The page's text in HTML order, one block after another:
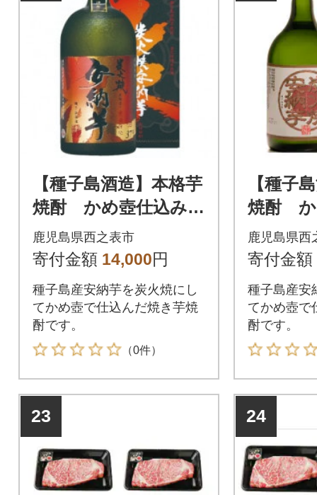
【種子島酒造】本格芋
焼酎 かめ壺仕込み
「炭火焼安納芋 原
酒」(37度) 720ml×1
鹿児島県西之表市
寄付金額 14,000円
種子島産安納芋を炭火焼にし
てかめ壺で仕込んだ焼き芋焼
酎です。
（0件）
【種子
焼酎 か
「炭火
度)
鹿児島県西
寄付金額
種子島産安
てかめ壺で
酎です。
23 24